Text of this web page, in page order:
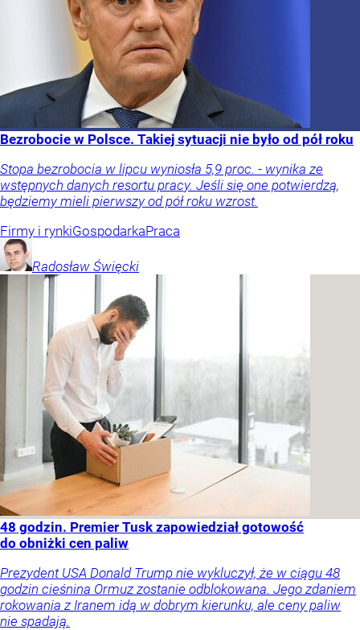
Bezrobocie w Polsce. Takiej sytuacji nie było od pół roku
Stopa bezrobocia w lipcu wyniosła 5,9 proc. - wynika ze
wstępnych danych resortu pracy. Jeśli się one potwierdzą,
będziemy mieli pierwszy od pół roku wzrost.
Firmy i rynkiGospodarkaPraca
Radosław Święcki
48 godzin. Premier Tusk zapowiedział gotowość
do obniżki cen paliw
Prezydent USA Donald Trump nie wykluczył, że w ciągu 48
godzin cieśnina Ormuz zostanie odblokowana. Jego zdaniem
rokowania z Iranem idą w dobrym kierunku, ale ceny paliw
nie spadają.